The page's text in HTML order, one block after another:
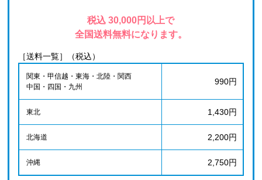
税込 30,000円以上で
全国送料無料になります。
［送料一覧］（税込）
関東・甲信越・東海・北陸・関西
中国・四国・九州
990円
東北 1,430円
北海道 2,200円
沖縄 2,750円